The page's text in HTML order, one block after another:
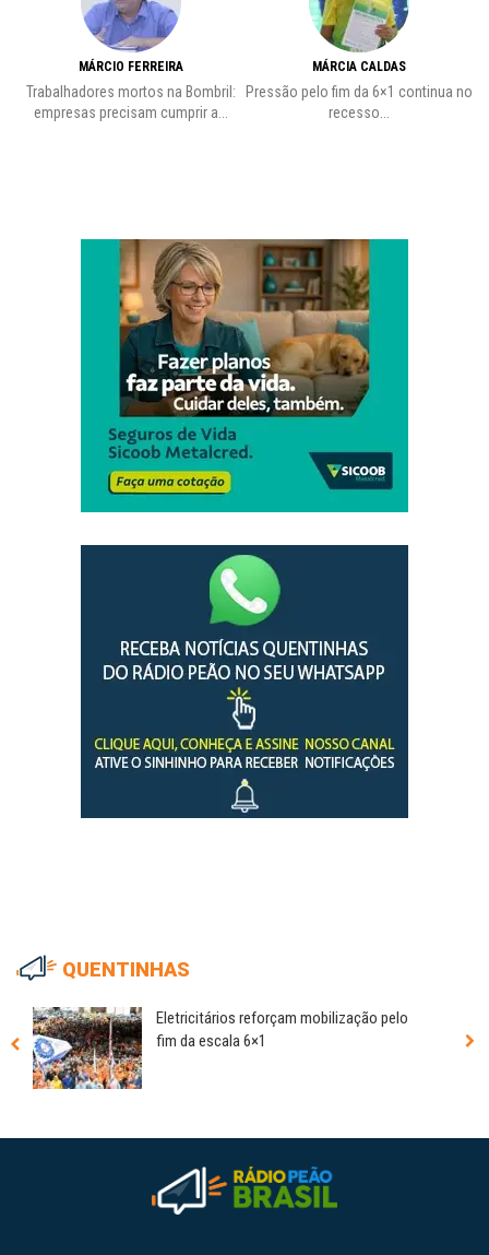
MÁRCIO FERREIRA
Trabalhadores mortos na Bombril:
empresas precisam cumprir a...
MÁRCIA CALDAS
Pressão pelo fim da 6×1 continua no
recesso...
QUENTINHAS
Eletricitários reforçam mobilização pelo
fim da escala 6×1